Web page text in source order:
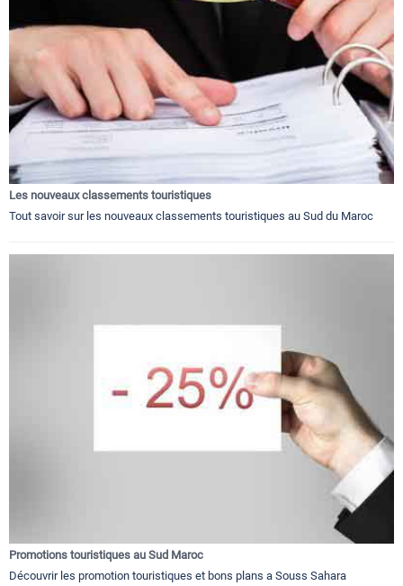
Les nouveaux classements touristiques
Tout savoir sur les nouveaux classements touristiques au Sud du Maroc
Promotions touristiques au Sud Maroc
Découvrir les promotion touristiques et bons plans a Souss Sahara